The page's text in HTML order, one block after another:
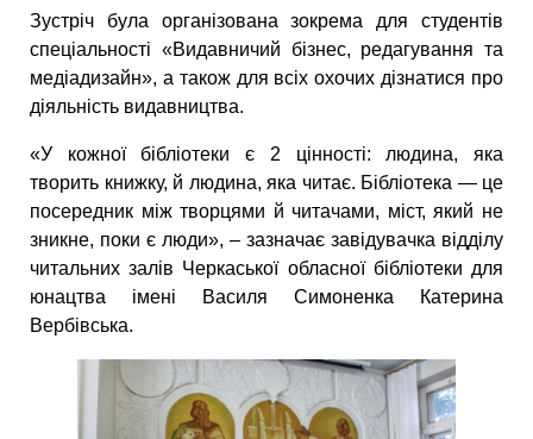
Зустріч була організована зокрема для студентів
спеціальності «Видавничий бізнес, редагування та
медіадизайн», а також для всіх охочих дізнатися про
діяльність видавництва.
«У кожної бібліотеки є 2 цінності: людина, яка
творить книжку, й людина, яка читає. Бібліотека — це
посередник між творцями й читачами, міст, який не
зникне, поки є люди», – зазначає завідувачка відділу
читальних залів Черкаської обласної бібліотеки для
юнацтва імені Василя Симоненка Катерина
Вербівська.